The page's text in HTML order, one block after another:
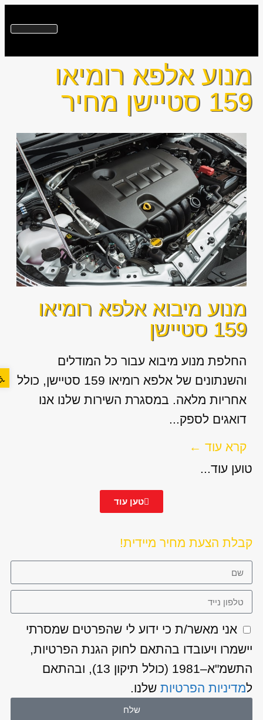
פתח
מנוע אלפא רומיאו
159 סטיישן מחיר
מנוע מיבוא אלפא רומיאו
159 סטיישן
החלפת מנוע מיבוא עבור כל המודלים
והשנתונים של אלפא רומיאו 159 סטיישן, כולל
אחריות מלאה. במסגרת השירות שלנו אנו
דואגים לספק...
קרא עוד ←
טוען עוד...
טען עוד
קבלת הצעת מחיר מיידית!
אני מאשר/ת כי ידוע לי שהפרטים שמסרתי
יישמרו ויעובדו בהתאם לחוק הגנת הפרטיות,
התשמ"א–1981 (כולל תיקון 13), ובהתאם
למדיניות הפרטיותשלנו.
שלח